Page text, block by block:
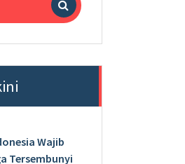
Wajib
Tersembunyi